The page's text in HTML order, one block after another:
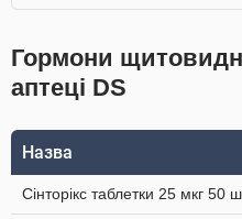
Гормони
аптеці DS
Назва
Сінторікс таблетки 25 мкг 50